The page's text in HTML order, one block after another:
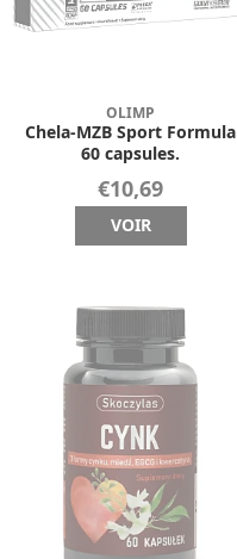
OLIMP
Chela-MZB Sport Formula
60 capsules.
€10,69
VOIR